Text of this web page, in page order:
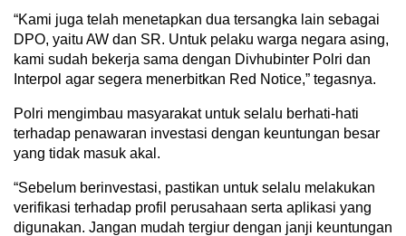
“Kami juga telah menetapkan dua tersangka lain sebagai
DPO, yaitu AW dan SR. Untuk pelaku warga negara asing,
kami sudah bekerja sama dengan Divhubinter Polri dan
Interpol agar segera menerbitkan Red Notice,” tegasnya.
Polri mengimbau masyarakat untuk selalu berhati-hati
terhadap penawaran investasi dengan keuntungan besar
yang tidak masuk akal.
“Sebelum berinvestasi, pastikan untuk selalu melakukan
verifikasi terhadap profil perusahaan serta aplikasi yang
digunakan. Jangan mudah tergiur dengan janji keuntungan